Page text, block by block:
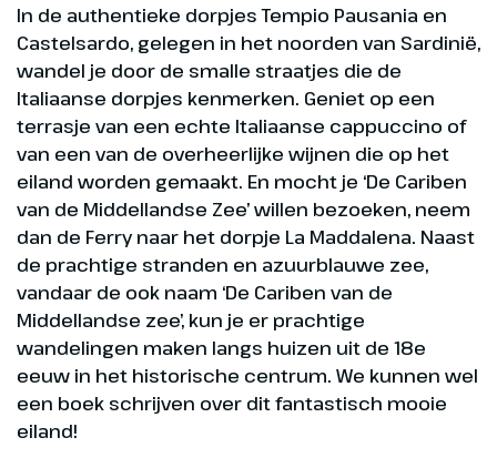
In de authentieke dorpjes Tempio Pausania en
Castelsardo, gelegen in het noorden van Sardinië,
wandel je door de smalle straatjes die de
Italiaanse dorpjes kenmerken. Geniet op een
terrasje van een echte Italiaanse cappuccino of
van een van de overheerlijke wijnen die op het
eiland worden gemaakt. En mocht je ‘De Cariben
van de Middellandse Zee’ willen bezoeken, neem
dan de Ferry naar het dorpje La Maddalena. Naast
de prachtige stranden en azuurblauwe zee,
vandaar de ook naam ‘De Cariben van de
Middellandse zee’, kun je er prachtige
wandelingen maken langs huizen uit de 18e
eeuw in het historische centrum. We kunnen wel
een boek schrijven over dit fantastisch mooie
eiland!